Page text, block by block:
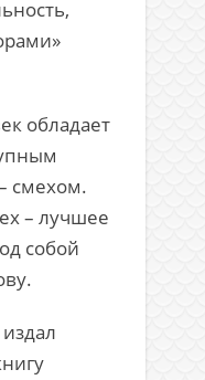
обладает
смехом.
– лучшее
собой